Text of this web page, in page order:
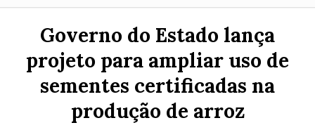
Governo do Estado lança
projeto para ampliar uso de
sementes certificadas na
produção de arroz